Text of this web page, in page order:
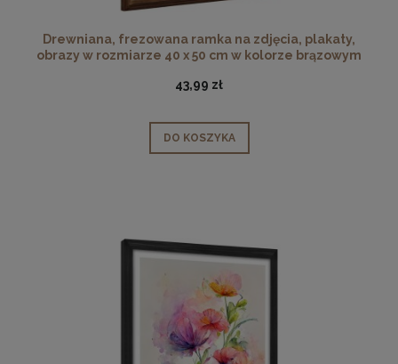
Drewniana, frezowana ramka na zdjęcia, plakaty,
obrazy w rozmiarze 40 x 50 cm w kolorze brązowym
43,99 zł
DO KOSZYKA